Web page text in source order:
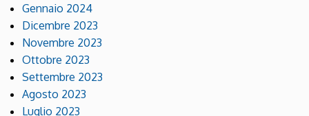
Gennaio 2024
Dicembre 2023
Novembre 2023
Ottobre 2023
Settembre 2023
Agosto 2023
Luglio 2023